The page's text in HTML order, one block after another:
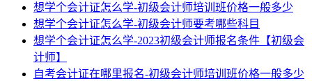
想学个会计证怎么学-初级会计师培训班价格一般多少
想学个会计证怎么学-初级会计师要考哪些科目
想学个会计证怎么学-2023初级会计师报名条件【初级会
计师】
自考会计证在哪里报名-初级会计师培训班价格一般多少